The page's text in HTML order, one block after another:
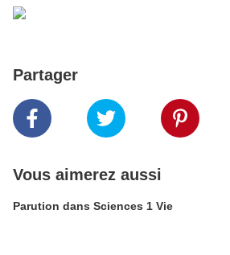
Partager
Vous aimerez aussi
Parution dans Sciences 1 Vie